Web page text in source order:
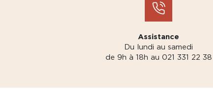
Assistance
Du lundi au samedi
de 9h à 18h au 021 331 22 38